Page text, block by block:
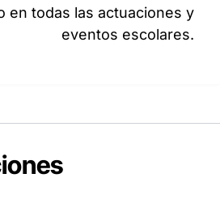
en todas las actuaciones y
eventos escolares.